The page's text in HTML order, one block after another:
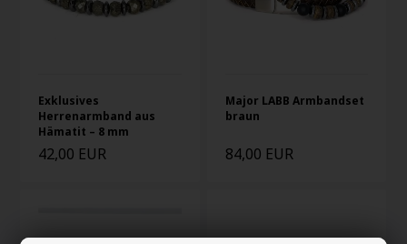
Exklusives
Herrenarmband aus
Hämatit – 8 mm
42,00 EUR
Major LABB Armbandset
braun
84,00 EUR